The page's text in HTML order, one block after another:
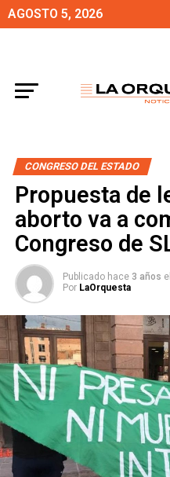
AGOSTO 5, 2026
CONGRESO DEL ESTADO
Propuesta de
aborto va a
Congreso de
Publicado hace 3 años el
Por LaOrquesta